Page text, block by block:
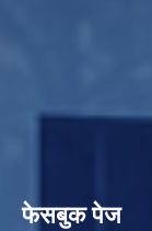
फेसबुक पेज